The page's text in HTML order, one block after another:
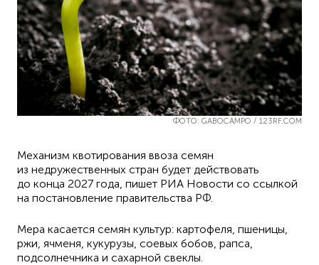
ФОТО: GABOCAMPO / 123RF.COM
Механизм квотирования ввоза семян
из недружественных стран будет действовать
до конца 2027 года, пишет РИА Новости со ссылкой
на постановление правительства РФ.
Мера касается семян культур: картофеля, пшеницы,
ржи, ячменя, кукурузы, соевых бобов, рапса,
подсолнечника и сахарной свеклы.